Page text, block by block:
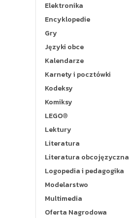
Elektronika
Encyklopedie
Gry
Języki obce
Kalendarze
Karnety i pocztówki
Kodeksy
Komiksy
LEGO®
Lektury
Literatura
Literatura obcojęzyczna
Logopedia i pedagogika
Modelarstwo
Multimedia
Oferta Nagrodowa